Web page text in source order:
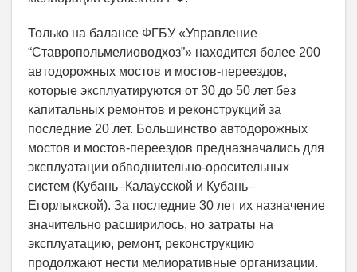
Только на балансе ФГБУ «Управление
“Ставропольмелиоводхоз”» находится более 200
автодорожных мостов и мостов-переездов,
которые эксплуатируются от 30 до 50 лет без
капитальных ремонтов и реконструкций за
последние 20 лет. Большинство автодорожных
мостов и мостов-переездов предназначались для
эксплуатации обводнительно-оросительных
систем (Кубань–Калаусской и Кубань–
Егорлыкской). За последние 30 лет их назначение
значительно расширилось, но затраты на
эксплуатацию, ремонт, реконструкцию
продолжают нести мелиоративные организации.